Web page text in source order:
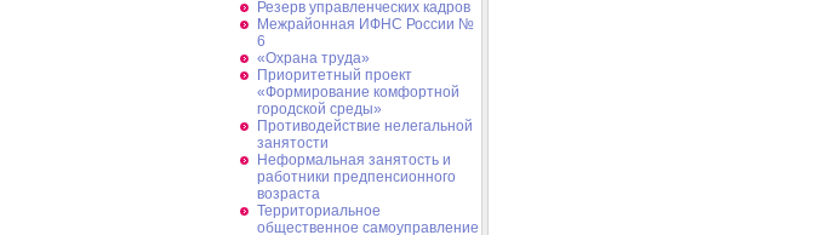
Резерв управленческих кадров
Межрайонная ИФНС России №
6
«Охрана труда»
Приоритетный проект
«Формирование комфортной
городской среды»
Противодействие нелегальной
занятости
Неформальная занятость и
работники предпенсионного
возраста
Территориальное
общественное самоуправление